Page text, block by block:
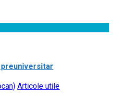
preuniversitar
Articole utile